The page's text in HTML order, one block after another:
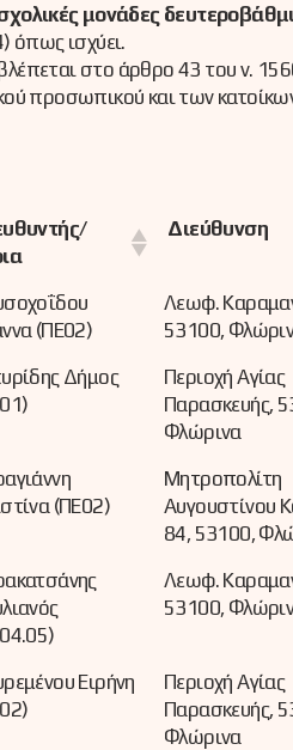
μονάδες
όπως ισχύει.
στο άρθρο 43 του ν.
προσωπικού και των
Διεύθυνση
(ΠΕ02)
Λεωφ.
53100,
Δήμος
Περιοχή Αγίας
Παρασκευής,
Φλώρινα
(ΠΕ02)
Μητροπολίτη
Αυγουστίνου
84, 53100,
Λεωφ.
53100,
Ειρήνη
Περιοχή Αγίας
Παρασκευής,
Φλώρινα